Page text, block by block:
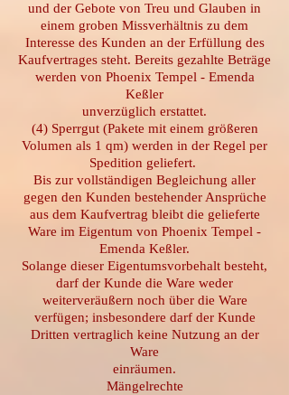
und der Gebote von Treu und Glauben in
einem groben Missverhältnis zu dem
Interesse des Kunden an der Erfüllung des
Kaufvertrages steht. Bereits gezahlte Beträge
werden von Phoenix Tempel - Emenda
Keßler
unverzüglich erstattet.
(4) Sperrgut (Pakete mit einem größeren
Volumen als 1 qm) werden in der Regel per
Spedition geliefert.
Bis zur vollständigen Begleichung aller
gegen den Kunden bestehender Ansprüche
aus dem Kaufvertrag bleibt die gelieferte
Ware im Eigentum von Phoenix Tempel -
Emenda Keßler.
Solange dieser Eigentumsvorbehalt besteht,
darf der Kunde die Ware weder
weiterveräußern noch über die Ware
verfügen; insbesondere darf der Kunde
Dritten vertraglich keine Nutzung an der
Ware
einräumen.
Mängelrechte